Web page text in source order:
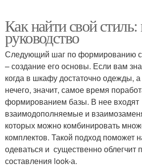
Как найти свой
руководство
Следующий шаг по формированию
– создание его основы. Если вам
когда в шкафу достаточно одежды,
нечего, значит, самое время
формированием базы. В нее входят
взаимодополняемые и
которых можно комбинировать
комплектов. Такой подход поможет
одеваться и существенно облегчит
составления look-а.